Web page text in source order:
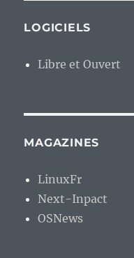
LOGICIELS
Libre et Ouvert
MAGAZINES
LinuxFr
Next-Inpact
OSNews